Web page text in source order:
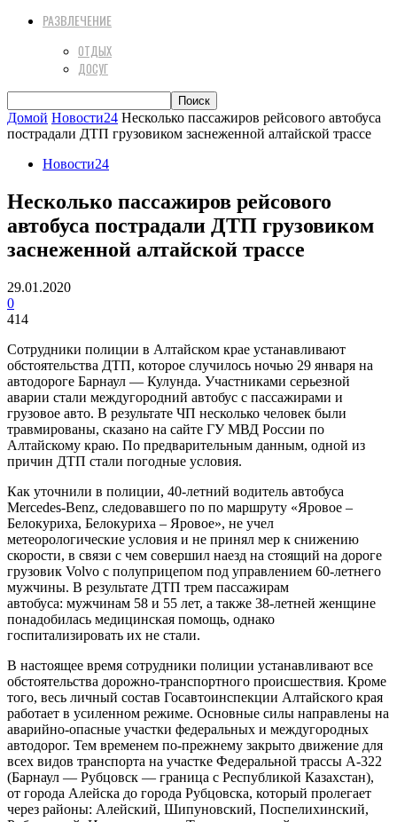
РАЗВЛЕЧЕНИЕ
ОТДЫХ
ДОСУГ
Домой Новости24 Несколько пассажиров рейсового автобуса
пострадали ДТП грузовиком заснеженной алтайской трассе
Новости24
Несколько пассажиров рейсового
автобуса пострадали ДТП грузовиком
заснеженной алтайской трассе
29.01.2020
0
414
Сотрудники полиции в Алтайском крае устанавливают
обстоятельства ДТП, которое случилось ночью 29 января на
автодороге Барнаул — Кулунда. Участниками серьезной
аварии стали междугородний автобус с пассажирами и
грузовое авто. В результате ЧП несколько человек были
травмированы, сказано на сайте ГУ МВД России по
Алтайскому краю. По предварительным данным, одной из
причин ДТП стали погодные условия.
Как уточнили в полиции, 40-летний водитель автобуса
Mercedes-Benz, следовавшего по по маршруту «Яровое –
Белокуриха, Белокуриха – Яровое», не учел
метеорологические условия и не принял мер к снижению
скорости, в связи с чем совершил наезд на стоящий на дороге
грузовик Volvo с полуприцепом под управлением 60-летнего
мужчины. В результате ДТП трем пассажирам
автобуса: мужчинам 58 и 55 лет, а также 38-летней женщине
понадобилась медицинская помощь, однако
госпитализировать их не стали.
В настоящее время сотрудники полиции устанавливают все
обстоятельства дорожно-транспортного происшествия. Кроме
того, весь личный состав Госавтоинспекции Алтайского края
работает в усиленном режиме. Основные силы направлены на
аварийно-опасные участки федеральных и междугородных
автодорог. Тем временем по-прежнему закрыто движение для
всех видов транспорта на участке Федеральной трассы А-322
(Барнаул — Рубцовск — граница с Республикой Казахстан),
от города Алейска до города Рубцовска, который пролегает
через районы: Алейский, Шипуновский, Поспелихинский,